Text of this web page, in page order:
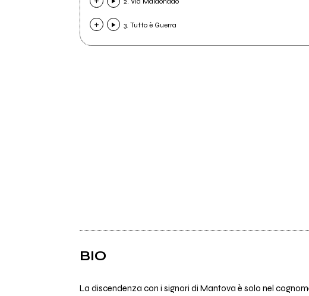
3. Tutto è Guerra
BIO
La discendenza con i signori di Mantova è solo nel